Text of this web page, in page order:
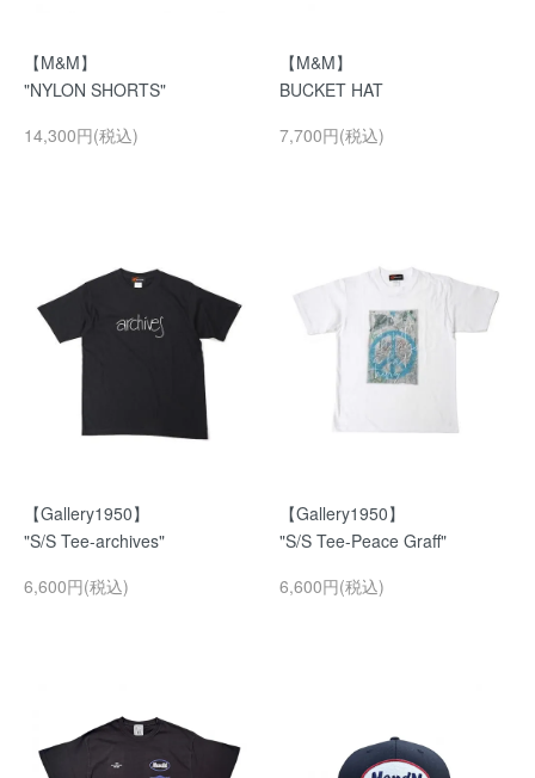
【M&M】
"NYLON SHORTS"
14,300円(税込)
【M&M】
BUCKET HAT
7,700円(税込)
【Gallery1950】
"S/S Tee-archives"
6,600円(税込)
【Gallery1950】
"S/S Tee-Peace Graff"
6,600円(税込)